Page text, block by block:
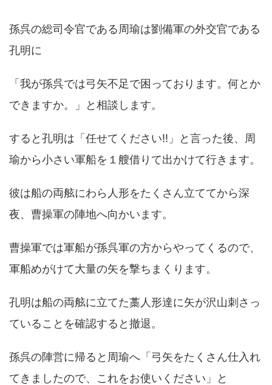
孫呉の総司令官である周瑜は劉備軍の外交官である
孔明に
「我が孫呉では弓矢不足で困っております。何とか
できますか。」と相談します。
すると孔明は「任せてください!!」と言った後、周
瑜から小さい軍船を１艘借りて出かけて行きます。
彼は船の両舷にわら人形をたくさん立ててから深
夜、曹操軍の陣地へ向かいます。
曹操軍では軍船が孫呉軍の方からやってくるので、
軍船めがけて大量の矢を撃ちまくります。
孔明は船の両舷に立てた藁人形達に矢が沢山刺さっ
ていることを確認すると撤退。
孫呉の陣営に帰ると周瑜へ「弓矢をたくさん仕入れ
てきましたので、これをお使いください」と